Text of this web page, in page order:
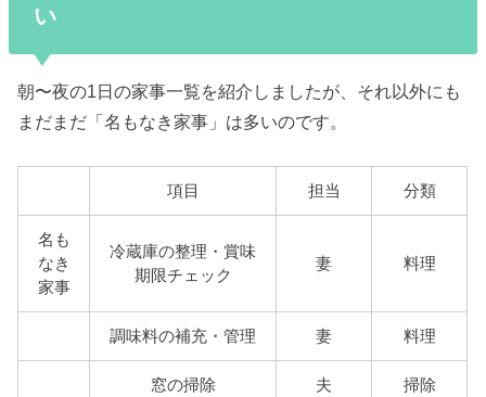
い
朝〜夜の1日の家事一覧を紹介しましたが、それ以外にも
まだまだ「名もなき家事」は多いのです。
項目 担当 分類
名も
なき
家事
冷蔵庫の整理・賞味
期限チェック
妻 料理
調味料の補充・管理 妻 料理
窓の掃除 夫 掃除